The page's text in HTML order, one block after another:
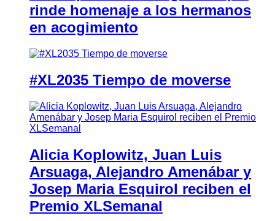
rinde homenaje a los hermanos
en acogimiento
#XL2035 Tiempo de moverse
Alicia Koplowitz, Juan Luis
Arsuaga, Alejandro Amenábar y
Josep Maria Esquirol reciben el
Premio XLSemanal